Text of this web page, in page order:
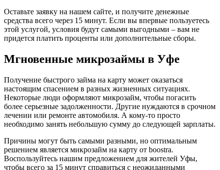
Оставьте заявку на нашем сайте, и получите денежные
средства всего через 15 минут. Если вы впервые пользуетесь
этой услугой, условия будут самыми выгодными – вам не
придется платить проценты или дополнительные сборы.
Мгновенные микрозаймы в Уфе
Получение быстрого займа на карту может оказаться
настоящим спасением в разных жизненных ситуациях.
Некоторые люди оформляют микрозайм, чтобы погасить
более серьезные задолженности. Другие нуждаются в срочном
лечении или ремонте автомобиля. А кому-то просто
необходимо занять небольшую сумму до следующей зарплаты.
Причины могут быть самыми разными, но оптимальным
решением является микрозайм на карту от boostra.
Воспользуйтесь нашим предложением для жителей Уфы,
чтобы всего за 15 минут справиться с неожиданными